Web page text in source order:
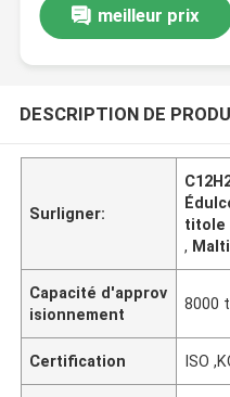
meilleur prix
DESCRIPTION DE
Surligner:
titole
,
Capacité d'approv
isionnement
8000
Certification ISO